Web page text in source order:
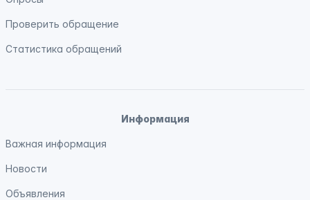
Проверить обращение
Статистика обращений
Информация
Важная информация
Новости
Объявления